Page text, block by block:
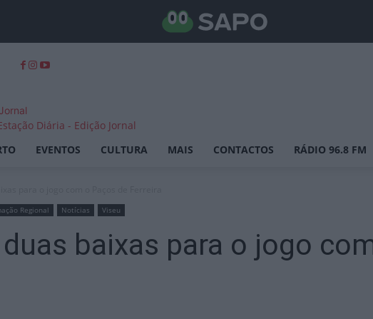
EVENTOS CULTURA MAIS CONTACTOS RÁDIO 96.8 FM
Regional Notícias Viseu
baixas para o jogo